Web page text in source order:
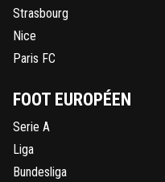
Strasbourg
Nice
Paris FC
FOOT EUROPÉEN
Serie A
Liga
Bundesliga